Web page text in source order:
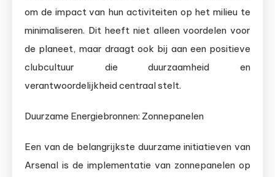
om de impact van hun activiteiten op het milieu te
minimaliseren. Dit heeft niet alleen voordelen voor
de planeet, maar draagt ook bij aan een positieve
clubcultuur die duurzaamheid en
verantwoordelijkheid centraal stelt.
Duurzame Energiebronnen: Zonnepanelen
Een van de belangrijkste duurzame initiatieven van
Arsenal is de implementatie van zonnepanelen op